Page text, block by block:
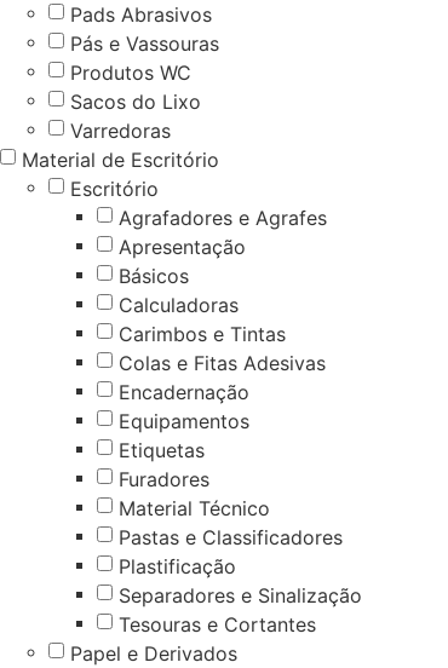
Pads Abrasivos
Pás e Vassouras
Produtos WC
Sacos do Lixo
Varredoras
Material de Escritório
Escritório
Agrafadores e Agrafes
Apresentação
Básicos
Calculadoras
Carimbos e Tintas
Colas e Fitas Adesivas
Encadernação
Equipamentos
Etiquetas
Furadores
Material Técnico
Pastas e Classificadores
Plastificação
Separadores e Sinalização
Tesouras e Cortantes
Papel e Derivados